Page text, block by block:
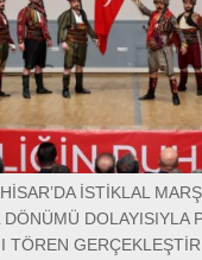
İSTİKLAL
DÖNÜMÜ DOLAYISIYLA
TÖREN